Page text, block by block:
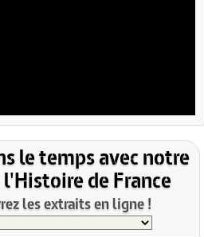
le temps avec notre
de France
les extraits en ligne !